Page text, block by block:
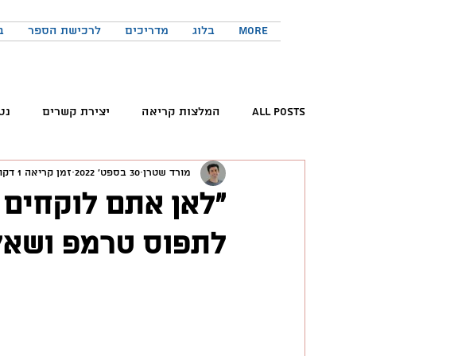
לרכישת הספר מדריכים בלוג More
All Posts המלצות קריאה יצירת קשרים
קריאת ספרים פורום החדשנות והטכנולוגיה
המלצות פודקאסטים כישורים רכים כתיבה
״לאן אתם
לתפוס טרמפ
מורד שטרן 30 בספט׳ 2022 זמן קריאה 1 דקות